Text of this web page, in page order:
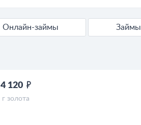
Онлайн-займы Займы
120
г золота